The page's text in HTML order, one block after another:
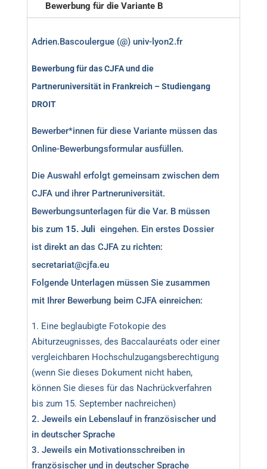
Bewerbung für die Variante B
Adrien.Bascoulergue (@) univ-lyon2.fr
Bewerbung für das CJFA und die
Partneruniversität in Frankreich – Studiengang
DROIT
Bewerber*innen für diese Variante müssen das
Online-Bewerbungsformular ausfüllen.
Die Auswahl erfolgt gemeinsam zwischen dem
CJFA und ihrer Partneruniversität.
Bewerbungsunterlagen für die Var. B müssen
bis zum 15. Juli eingehen. Ein erstes Dossier
ist direkt an das CJFA zu richten:
secretariat@cjfa.eu
Folgende Unterlagen müssen Sie zusammen
mit Ihrer Bewerbung beim CJFA einreichen:
Eine beglaubigte Fotokopie des
Abiturzeugnisses, des Baccalauréats oder einer
vergleichbaren Hochschulzugangsberechtigung
(wenn Sie dieses Dokument nicht haben,
können Sie dieses für das Nachrückverfahren
bis zum 15. September nachreichen)
Jeweils ein Lebenslauf in französischer und
in deutscher Sprache
Jeweils ein Motivationsschreiben in
französischer und in deutscher Sprache